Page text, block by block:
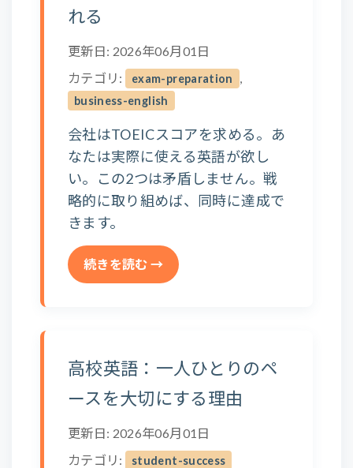
れる
更新日: 2026年06月01日
カテゴリ:
exam-preparation ,
business-english
会社はTOEICスコアを求める。あ
なたは実際に使える英語が欲し
い。この2つは矛盾しません。戦
略的に取り組めば、同時に達成で
きます。
続きを読む →
高校英語：一人ひとりのペ
ースを大切にする理由
更新日: 2026年06月01日
カテゴリ:
student-success